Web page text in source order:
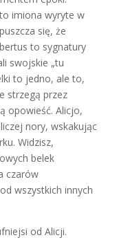
imiona wyryte w
się, że
to sygnatury
swojskie „tu
to jedno, ale to,
strzegą przez
opowieść. Alicjo,
nory, wskakując
Widzisz,
belek
czarów
wszystkich innych
od Alicji.